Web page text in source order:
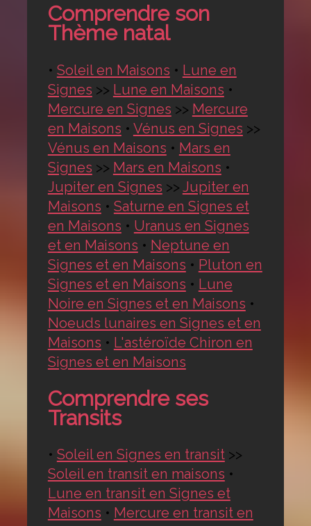
Comprendre son
Thème natal
• Soleil en Maisons • Lune en
Signes >> Lune en Maisons •
Mercure en Signes >> Mercure
en Maisons • Vénus en Signes >>
Vénus en Maisons • Mars en
Signes >> Mars en Maisons •
Jupiter en Signes >> Jupiter en
Maisons • Saturne en Signes et
en Maisons • Uranus en Signes
et en Maisons • Neptune en
Signes et en Maisons • Pluton en
Signes et en Maisons • Lune
Noire en Signes et en Maisons •
Noeuds lunaires en Signes et en
Maisons • L'astéroïde Chiron en
Signes et en Maisons
Comprendre ses
Transits
• Soleil en Signes en transit>>
Soleil en transit en maisons •
Lune en transit en Signes et
Maisons • Mercure en transit en